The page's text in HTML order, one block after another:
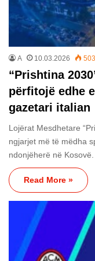
A 10.03.2026 503
“Prishtina
përfitojë edhe
gazetari italian
Lojërat Mesdhetare
ngjarjet më të mëdha
ndonjëherë në
Read More »